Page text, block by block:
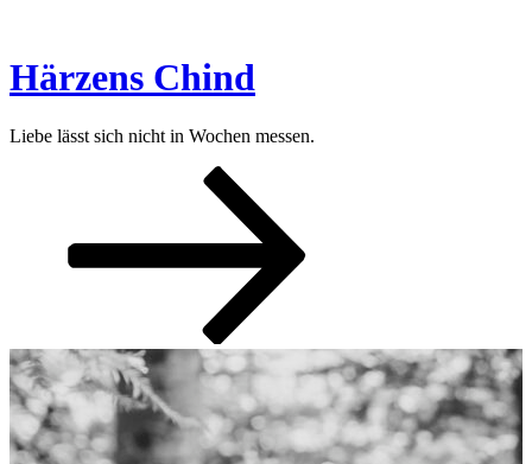
springen
Härzens Chind
Liebe lässt sich nicht in Wochen messen.